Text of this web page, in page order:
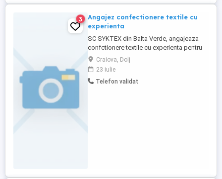
3
Angajez confectionere textile cu
experienta
SC SYKTEX din Balta Verde, angajeaza
confctionere textile cu experienta pentru
masini simple,rimoldi si triploc ,masini
speciale nasturi si butoniere. Program fix
de Luni pana Vineri, contract de munca pe
perioada nedeterminata,transport gratuit,
Craiova, Dolj
23 iulie
Telefon validat